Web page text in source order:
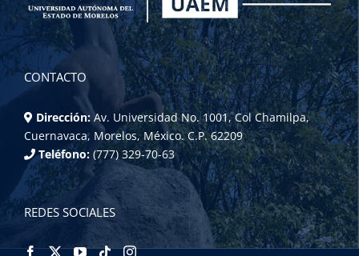
CONTACTO
Dirección: Av. Universidad No. 1001, Col Chamilpa,
Cuernavaca, Morelos, México. C.P. 62209
Teléfono: (777) 329-70-63
REDES SOCIALES